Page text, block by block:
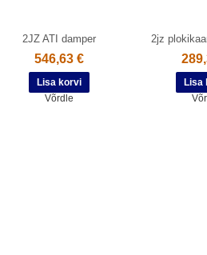
2JZ ATI damper
546,63 €
Võrdle
2jz